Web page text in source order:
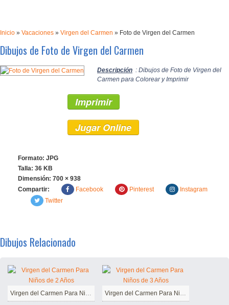
Inicio » Vacaciones » Virgen del Carmen » Foto de Virgen del Carmen
Dibujos de Foto de Virgen del Carmen
Descripción : Dibujos de Foto de Virgen del
Carmen para Colorear y Imprimir
Imprimir
Jugar Online
Formato: JPG
Talla: 36 KB
Dimensión: 700 × 938
Compartir:
Facebook Pinterest
Instagram
Twitter
Dibujos Relacionado
Virgen del Carmen Para Niños de 2 Años Virgen del Carmen Para Niños de 3 Años